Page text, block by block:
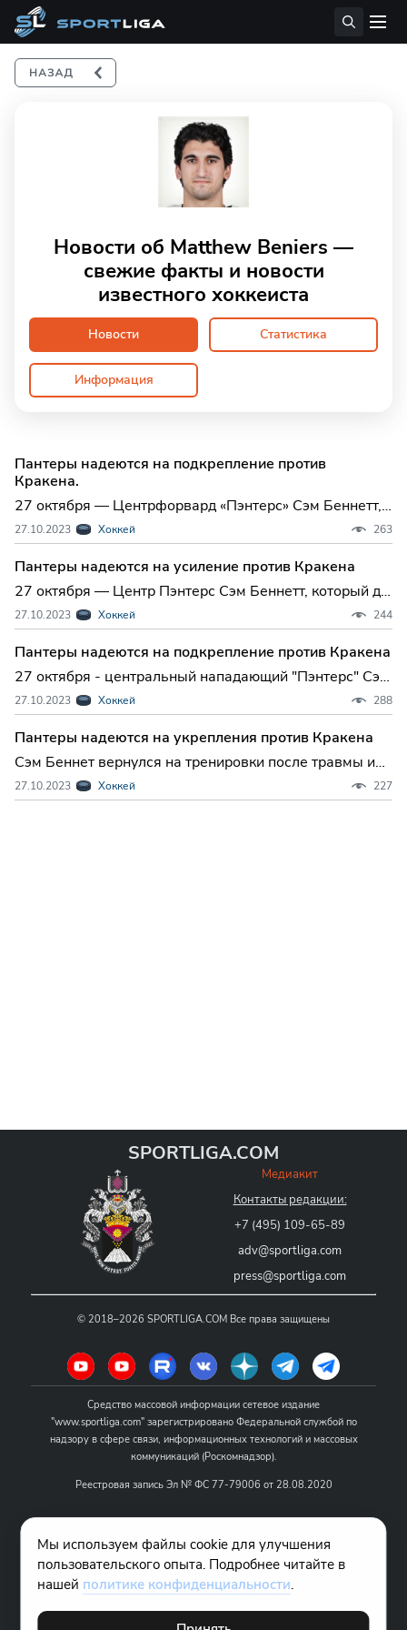
Новости об Matthew Beniers —
свежие факты и новости
известного хоккеиста
Новости Статистика
Информация
Пантеры надеются на подкрепление против
Кракена.
27 октября — Центрфорвард «Пэнтерс» Сэм Беннетт,
который еще не сыграл в этом сезоне, вернулся на
тренировки и может вернуться в состав команды,
когда «Флорида» примет «Сиэтл Кракен» в Санрайз в
субботу вечером. Беннетт, который забил 44 гола за
посл
27.10.2023 Хоккей 263
Пантеры надеются на усиление против Кракена
27 октября — Центр Пэнтерс Сэм Беннетт, который до
сих пор не сыграл в этом сезоне, вернулся к
тренировкам и может быть включен в состав, когда
Флорида примет Сиэтл Кракен в Санрайзе в субботу
вечером. Беннетт, который забил 44 гола за
последние два
27.10.2023 Хоккей 244
Пантеры надеются на подкрепление против Кракена
27 октября - центральный нападающий "Пэнтерс" Сэм
Беннетт, который еще не сыграл в этом сезоне,
вернулся на тренировку и может вернуться в состав,
когда "Флорида" примет "Сиэтл Кракен" в Санрайз в
субботу вечером. Беннетт, который забил 44 гола за
по
27.10.2023 Хоккей 288
Пантеры надеются на укрепления против Кракена
Сэм Беннет вернулся на тренировки после травмы и
может выйти на лед против "Кракена" 27 октября -
центральный нападающий "Пантерс" Сэм Беннетт,
27.10.2023 Хоккей 227
SPORTLIGA.COM
Медиакит
Контакты редакции:
+7 (495) 109-65-89
adv@sportliga.com
press@sportliga.com
© 2018–2026 SPORTLIGA.COM Все права защищены
Средство массовой информации сетевое издание
"www.sportliga.com" зарегистрировано Федеральной службой по
надзору в сфере связи, информационных технологий и массовых
коммуникаций (Роскомнадзор).
Реестровая запись Эл № ФС 77-79006 от 28.08.2020
Название - www.sportliga.com
Учредитель СМИ сетевого издания "www.sportliga.com": ИП Чамин
О.Н.
Главный редактор СМИ сетевого издания "www.sportliga.com":
Хаимов Д.И.
Мы используем файлы cookie для улучшения
пользовательского опыта. Подробнее читайте в
нашей политике конфиденциальности.